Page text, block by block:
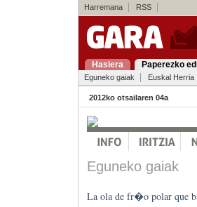
Harremana RSS
Hasiera Paperezko
Eguneko gaiak Euskal Herria
2012ko otsailaren 04a
Eguneko gaiak
La ola de fr�o polar que